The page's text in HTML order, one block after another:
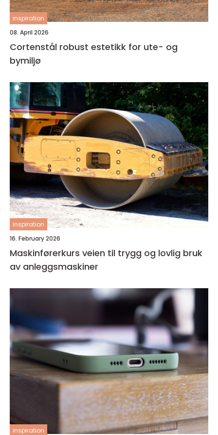
inspiration
08. April 2026
Cortenstål robust estetikk for ute- og
bymiljø
inspiration
16. February 2026
Maskinførerkurs veien til trygg og lovlig bruk
av anleggsmaskiner
inspiration